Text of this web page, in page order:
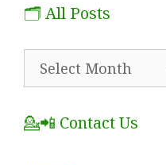
🗂️ All Posts
💁📲 Contact Us